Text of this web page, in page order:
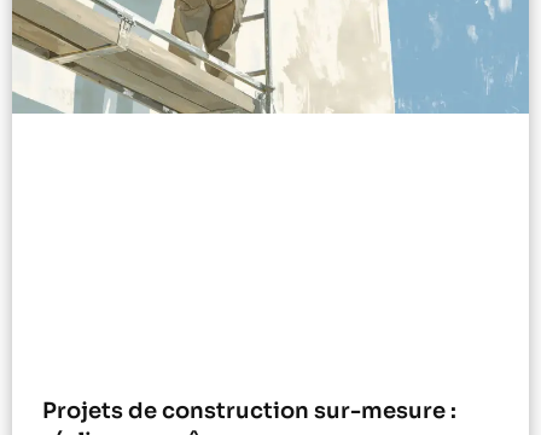
Projets de construction sur-mesure :